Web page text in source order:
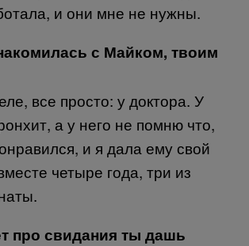
и они мне не нужны.
с Майком, твоим
все просто: у доктора. У
а у него не помню что,
и я дала ему свой
четыре года, три из
про свидания ты дашь